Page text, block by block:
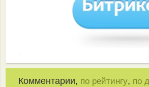
Комментарии, по рейтингу, по